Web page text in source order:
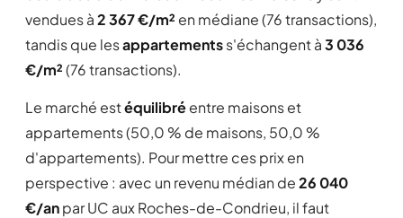
vendues à2 367 €/m² en médiane (76 transactions),
tandis que lesappartementss'échangent à3 036
€/m²(76 transactions).
Le marché estéquilibréentre maisons et
appartements (50,0 % de maisons, 50,0 %
d'appartements). Pour mettre ces prix en
perspective : avec un revenu médian de26 040
€/anpar UC aux Roches-de-Condrieu, il faut